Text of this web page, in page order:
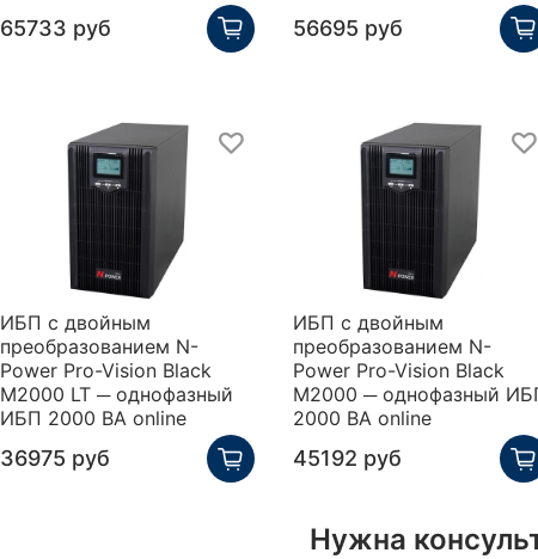
65733 руб 56695 руб
ИБП с двойным
преобразованием N-
Power Pro-Vision Black
M2000 LT ─ однофазный
ИБП 2000 ВА online
36975 руб
ИБП с двойным
преобразованием N-
Power Pro-Vision Black
M2000 ─ однофазный
2000 ВА online
45192 руб
Нужна